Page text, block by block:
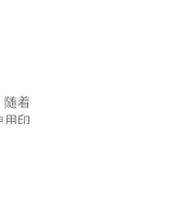
随着
用印